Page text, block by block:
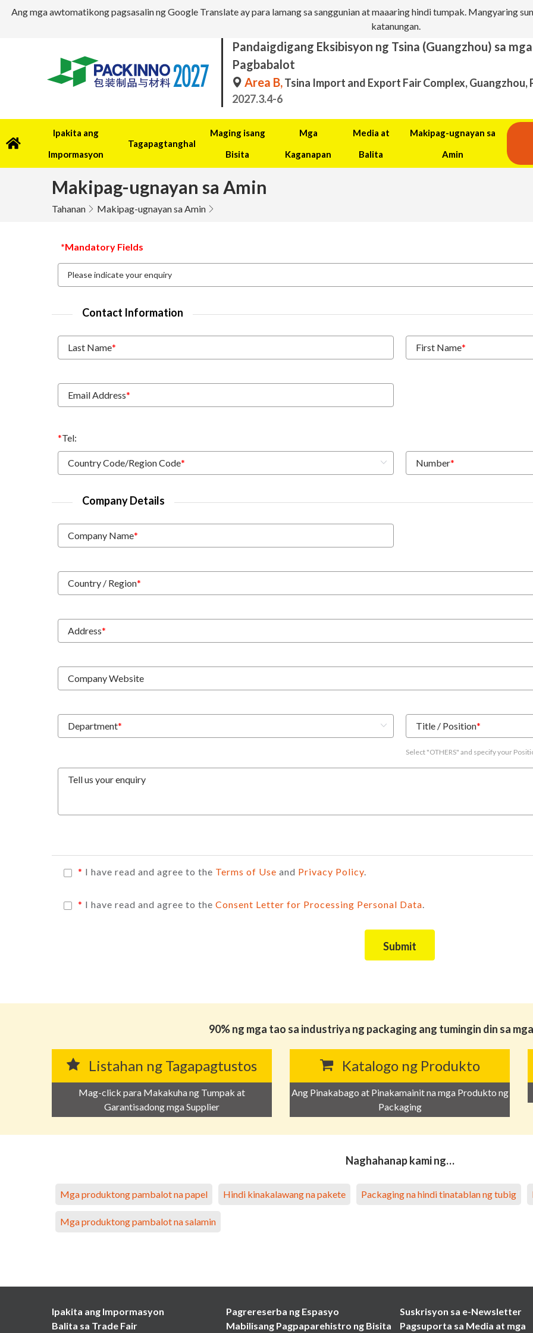
Ang mga awtomatikong pagsasalin ng Google Translate ay para lamang sa sanggunian at maaaring hindi tumpak. Mangyaring
katanungan.
Pandaigdigang Eksibisyon ng Tsina (Guangzhou) sa
Pagbabalot
Area B,Tsina Import and Export Fair Complex, Guangzhou,
2027.3.4-6
Ipakita ang
Impormasyon
Tagapagtanghal
Maging isang
Bisita
Mga
Kaganapan
Media at
Balita
Makipag-ugnayan sa
Amin
Makipag-ugnayan sa Amin
Tahanan Makipag-ugnayan sa Amin
*Mandatory Fields
Contact Information
Last Name* First Name*
Email Address*
*Tel:
Country Code/Region Code* Number*
Company Details
Company Name*
Country / Region*
Address*
Company Website
Department* Title / Position*
Select "OTHERS" and specify your
Tell us your enquiry
* I have read and agree to the Terms of Use and Privacy Policy.
* I have read and agree to the Consent Letter for Processing Personal Data.
Submit
90% ng mga tao sa industriya ng packaging ang tumingin din sa
Listahan ng Tagapagtustos
Mag-click para Makakuha ng Tumpak at
Garantisadong mga Supplier
Katalogo ng Produkto
Ang Pinakabago at Pinakamainit na mga Produkto ng
Packaging
Naghahanap kami ng…
Mga produktong pambalot na papel Hindi kinakalawang na pakete Packaging na hindi tinatablan ng tubig
Mga produktong pambalot na salamin
Ipakita ang Impormasyon
Balita sa Trade Fair
Pagrereserba ng Espasyo
Mabilisang Pagpaparehistro ng Bisita
Suskrisyon sa e-Newsletter
Pagsuporta sa Media at mga